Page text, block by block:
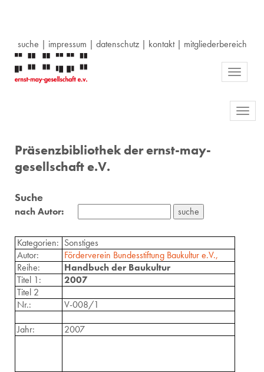
suche | impressum | datenschutz| kontakt| mitgliederbereich
Toggle
Präsenzbibliothek der ernst-may-
gesellschaft e.V.
Suche
nach Autor:
Kategorien: Sonstiges
Autor:
Förderverein Bundesstiftung Baukultur e.V.,
Reihe:
Handbuch der Baukultur
Titel 1:
2007
Titel 2
Nr.:
V-008/1
Jahr:
2007